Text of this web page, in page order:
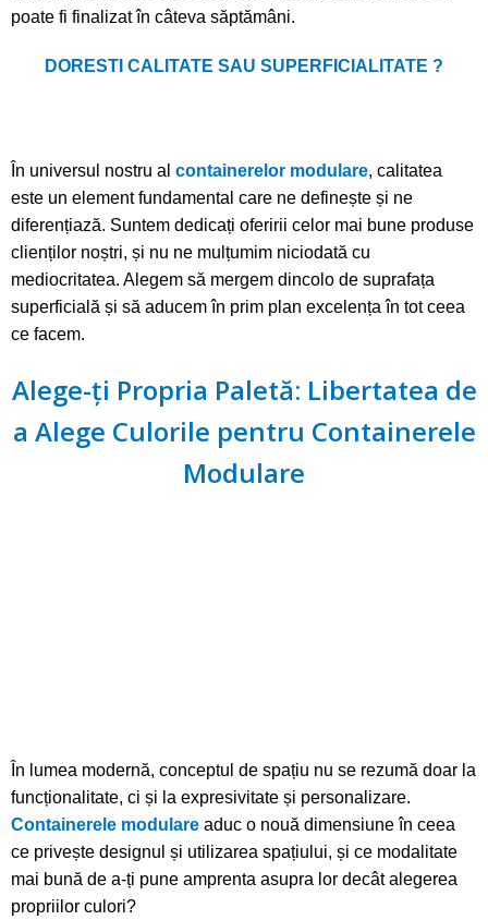
poate fi finalizat în câteva săptămâni.
DORESTI CALITATE SAU SUPERFICIALITATE ?
În universul nostru al containerelor modulare, calitatea
este un element fundamental care ne definește și ne
diferențiază. Suntem dedicați oferirii celor mai bune produse
clienților noștri, și nu ne mulțumim niciodată cu
mediocritatea. Alegem să mergem dincolo de suprafața
superficială și să aducem în prim plan excelența în tot ceea
ce facem.
Alege-ți Propria Paletă: Libertatea de
a Alege Culorile pentru Containerele
Modulare
În lumea modernă, conceptul de spațiu nu se rezumă doar la
funcționalitate, ci și la expresivitate și personalizare.
Containerele modulare aduc o nouă dimensiune în ceea
ce privește designul și utilizarea spațiului, și ce modalitate
mai bună de a-ți pune amprenta asupra lor decât alegerea
propriilor culori?